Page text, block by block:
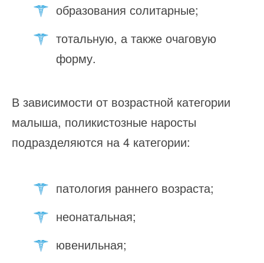
образования солитарные;
тотальную, а также очаговую
форму.
В зависимости от возрастной категории
малыша, поликистозные наросты
подразделяются на 4 категории:
патология раннего возраста;
неонатальная;
ювенильная;